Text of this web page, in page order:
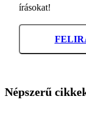
írásokat!
Népszerű